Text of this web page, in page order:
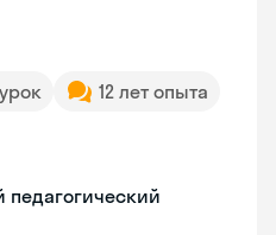
12 лет опыта
педагогический